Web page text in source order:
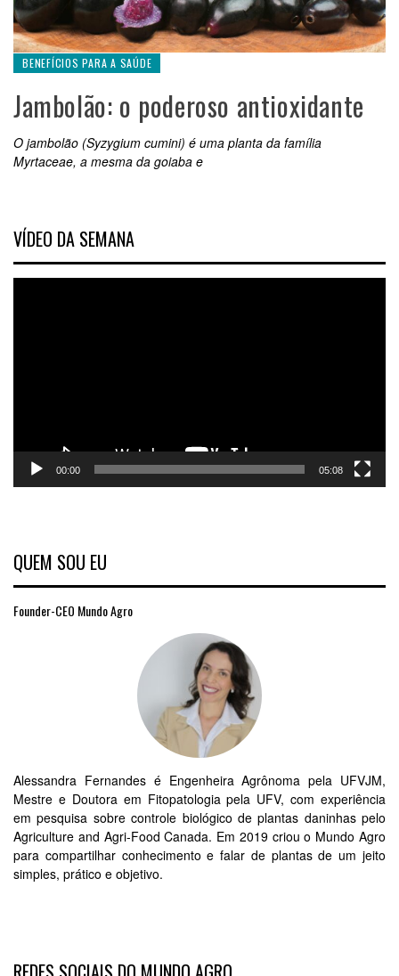
BENEFÍCIOS PARA A SAÚDE
Jambolão: o poderoso antioxidante
O jambolão (Syzygium cumini) é uma planta da família
Myrtaceae, a mesma da goiaba e
VÍDEO DA SEMANA
00:00 05:08
QUEM SOU EU
Founder-CEO Mundo Agro
Alessandra Fernandes é Engenheira Agrônoma pela UFVJM,
Mestre e Doutora em Fitopatologia pela UFV, com experiência
em pesquisa sobre controle biológico de plantas daninhas pelo
Agriculture and Agri-Food Canada. Em 2019 criou o Mundo Agro
para compartilhar conhecimento e falar de plantas de um jeito
simples, prático e objetivo.